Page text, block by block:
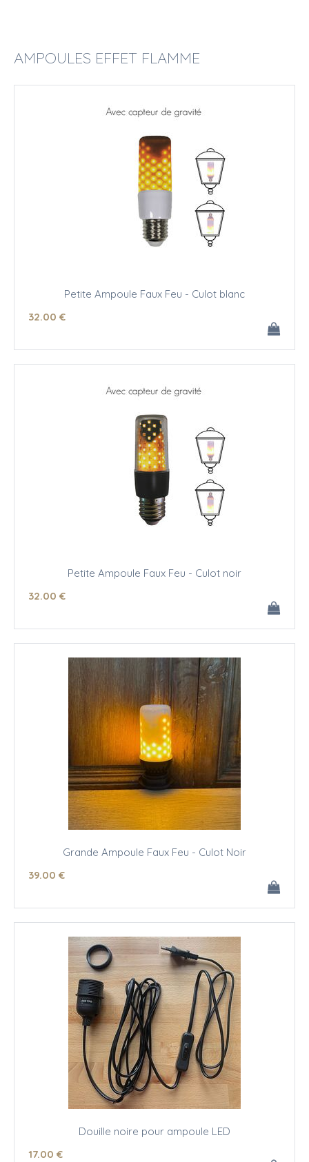
AMPOULES EFFET FLAMME
Petite Ampoule Faux Feu - Culot blanc
32.00 €
Petite Ampoule Faux Feu - Culot noir
32.00 €
Grande Ampoule Faux Feu - Culot Noir
39.00 €
Douille noire pour ampoule LED
17.00 €